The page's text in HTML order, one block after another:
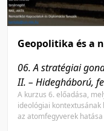
Geopolitika és a
06. A stratégiai
II. – Hidegháború,
A kurzus 6. előadása,
ideológiai
az atomfegyverek